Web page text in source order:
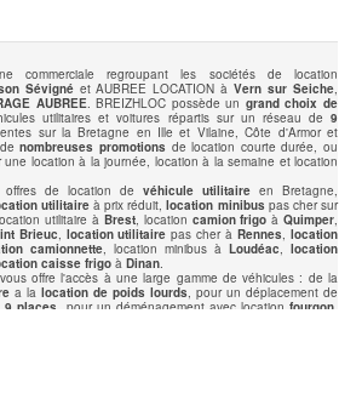
commerciale regroupant les sociétés de location
Sévignéet AUBREE LOCATION àVern sur Seiche,
AUBREE. BREIZHLOC possède un grand choix de
utilitaires et voitures répartis sur un réseau de9
sur la Bretagne en Ille et Vilaine, Côte d'Armor et
denombreuses promotions de location courte durée, ou
location à la journée, location à la semaine et location
offres de location de véhicule utilitaire en Bretagne,
utilitaireà prix réduit,location minibus pas cher sur
utilitaire à Brest, location camion frigo àQuimper,
Brieuc, location utilitaire pas cher àRennes,location
camionnette, location minibus à Loudéac, location
caisse frigo à Dinan.
offre l'accès à une large gamme de véhicules : de la
a la location de poids lourds, pour un déplacement de
9 places , pour un déménagement avec locationfourgon